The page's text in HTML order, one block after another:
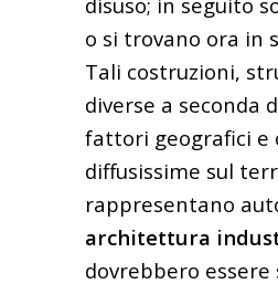
o si trovano ora in
Tali costruzioni,
diverse a seconda
fattori geografici e
diffusissime sul
rappresentano
architettura
dovrebbero